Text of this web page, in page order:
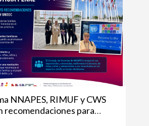
NNAPES, RIMUF y CWS
recomendaciones para